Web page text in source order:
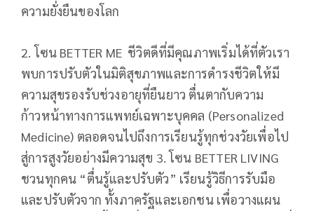
ความยั่งยืนของโลก
2. โซน BETTER ME ชีวิตดีที่มีคุณภาพเริ่มได้ที่ตัวเรา
พบการปรับตัวในมิติสุขภาพและการดำรงชีวิตให้มี
ความสุขรองรับช่วงอายุที่ยืนยาว ตื่นตากับความ
ก้าวหน้าทางการแพทย์เฉพาะบุคคล (Personalized
Medicine) ตลอดจนไปถึงการเรียนรู้ทุกช่วงวัยเพื่อไป
สู่การสูงวัยอย่างมีความสุข 3. โซน BETTER LIVING
ชวนทุกคน “ตื่นรู้และปรับตัว” เรียนรู้วิธีการรับมือ
และปรับตัวจาก ทั้งภาครัฐและเอกชน เพื่อวางแผน